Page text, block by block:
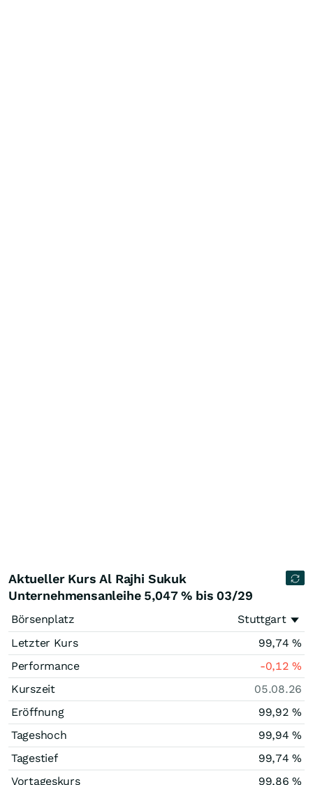
Aktueller Kurs Al Rajhi Sukuk
Unternehmensanleihe 5,047 % bis 03/29
Börsenplatz
Stuttgart
Letzter Kurs
99,74 %
Performance
-0,12%
Kurszeit
05.08.26
Eröffnung
99,92 %
Tageshoch
99,94 %
Tagestief
99,74 %
Vortageskurs
99,86%